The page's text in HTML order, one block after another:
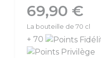
Prix
69,90 €
La bouteille de 70 cl
+ 70